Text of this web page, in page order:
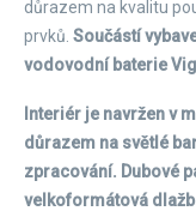
důrazem na kvalitu
prvků. Součástí
vodovodní baterie
Interiér je navržen v
důrazem na světlé
zpracování. Dubové
velkoformátová